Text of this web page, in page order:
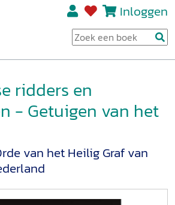
Inloggen
ridders en
- Getuigen van het
van het Heilig Graf van